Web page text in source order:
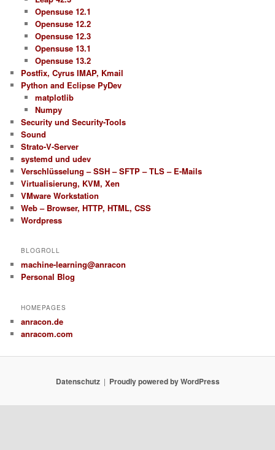
Opensuse 12.1
Opensuse 12.2
Opensuse 12.3
Opensuse 13.1
Opensuse 13.2
Postfix, Cyrus IMAP, Kmail
Python and Eclipse PyDev
matplotlib
Numpy
Security und Security-Tools
Sound
Strato-V-Server
systemd und udev
Verschlüsselung – SSH – SFTP – TLS – E-Mails
Virtualisierung, KVM, Xen
VMware Workstation
Web – Browser, HTTP, HTML, CSS
Wordpress
BLOGROLL
machine-learning@anracon
Personal Blog
HOMEPAGES
anracon.de
anracom.com
Datenschutz Proudly powered by WordPress